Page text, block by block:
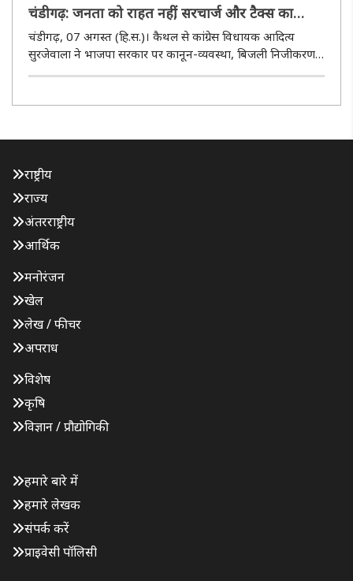
चंडीगढ़: जनता को राहत नहीं, सरचार्ज और टैक्स का
तोहफा दे रही सरकार : आदित्य सुरजेवाला
चंडीगढ़, 07 अगस्त (हि.स.)। कैथल से कांग्रेस विधायक आदित्य
सुरजेवाला ने भाजपा सरकार पर कानून-व्यवस्था, बिजली निजीकरण
वहीं दूसरी..
राष्ट्रीय
राज्य
अंतरराष्ट्रीय
आर्थिक
मनोरंजन
खेल
लेख / फीचर
अपराध
विशेष
कृषि
विज्ञान / प्रौद्योगिकी
हमारे बारे में
हमारे लेखक
संपर्क करें
प्राइवेसी पॉलिसी